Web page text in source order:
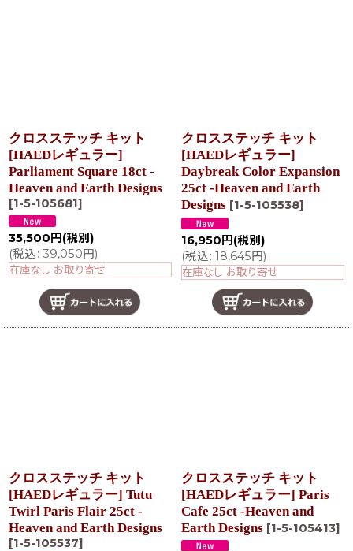
クロスステッチ キット
[HAEDレギュラー]
Parliament Square 18ct -
Heaven and Earth Designs
[1-5-105681]
35,500 円 (税別)
(税込: 39,050円)
在庫なし お取り寄せ
クロスステッチ キット
[HAEDレギュラー]
Daybreak Color Expansion
25ct -Heaven and Earth
Designs [1-5-105538]
16,950 円 (税別)
(税込: 18,645円)
在庫なし お取り寄せ
クロスステッチ キット
[HAEDレギュラー] Tutu
Twirl Paris Flair 25ct -
Heaven and Earth Designs
[1-5-105537]
クロスステッチ キット
[HAEDレギュラー] Paris
Cafe 25ct -Heaven and
Earth Designs [1-5-105413]